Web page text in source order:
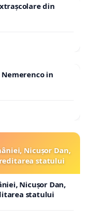
din
in
Nicușor Dan,
statului
Nicușor Dan,
statului